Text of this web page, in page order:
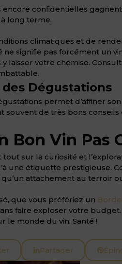
confidentielles
long terme.
climatiques et de
signifie pas forcément un
laisser votre chemise.
des Dégustations
permet d’affiner
souvent de très bons
Vin Pas
sur la curiosité et
une étiquette prestigieuse.
qu’un attachement au
que vous préfériez un
faire exploser votre budget.
le monde du vin. Santé !
Partager